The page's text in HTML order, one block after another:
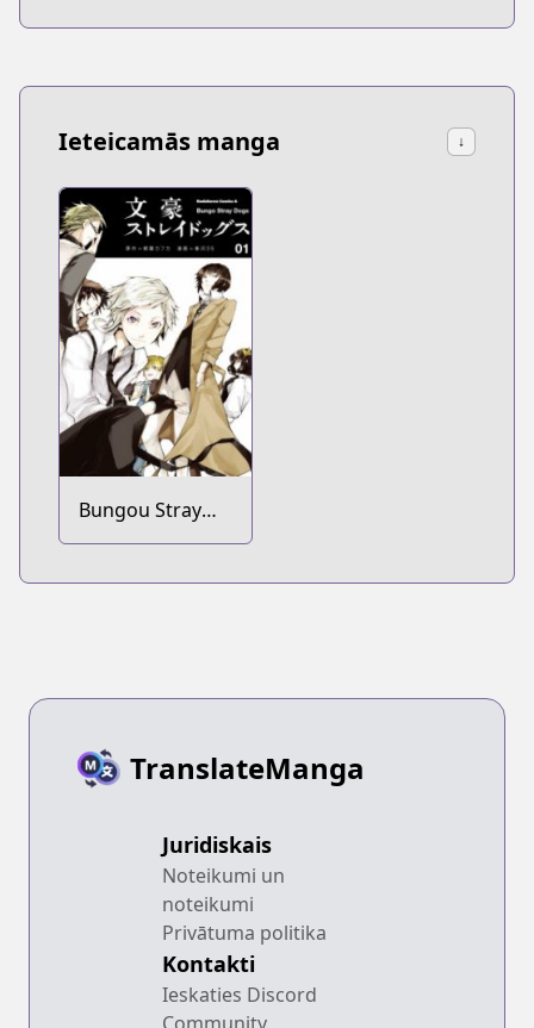
Ieteicamās manga ↓
Bungou Stray
Dogs
TranslateManga
Juridiskais
Noteikumi un
noteikumi
Privātuma politika
Kontakti
Ieskaties Discord